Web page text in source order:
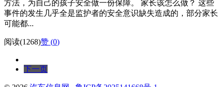
方法，为自己的孩子安全做一份保障。 家长该怎么做？ 这些
事件的发生几乎全是监护者的安全意识缺失造成的，部分家长
可能都...
阅读(1268)赞 (0)
下一页